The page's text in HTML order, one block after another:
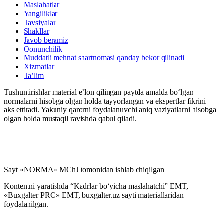
Maslahatlar
Yangiliklar
Tavsiyalar
Shakllar
Javob beramiz
Qonunchilik
Muddatli mehnat shartnomasi qanday bekor qilinadi
Xizmatlar
Ta’lim
Tushuntirishlar material e’lon qilingan paytda amalda boʻlgan
normalarni hisobga olgan holda tayyorlangan va ekspertlar fikrini
aks ettiradi. Yakuniy qarorni foydalanuvchi aniq vaziyatlarni hisobga
olgan holda mustaqil ravishda qabul qiladi.
Sayt «NORMA» MChJ tomonidan ishlab chiqilgan.
Kontentni yaratishda “Kadrlar boʻyicha maslahatchi” EMT,
«Buxgalter PRO» EMT, buxgalter.uz sayti materiallaridan
foydalanilgan.